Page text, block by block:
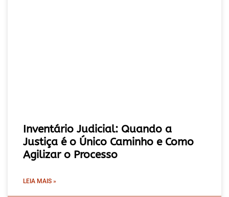
Inventário Judicial: Quando a
Justiça é o Único Caminho e Como
Agilizar o Processo
LEIA MAIS »